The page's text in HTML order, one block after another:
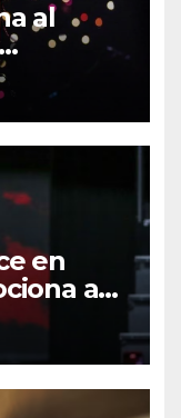
al
en
la
en
a